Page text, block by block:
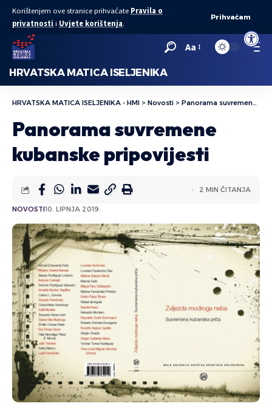
Open
Korištenjem ove stranice prihvaćate Pravila o
privatnosti i Uvjete korištenja.
Prihvaćam
Aa
HRVATSKA MATICA ISELJENIKA
HRVATSKA MATICA ISELJENIKA - HMI > Novosti > Panorama suvremene kubanske pripovijesti
Panorama suvremene
kubanske pripovijesti
NOVOSTI10. LIPNJA 2019.
2 MIN ČITANJA